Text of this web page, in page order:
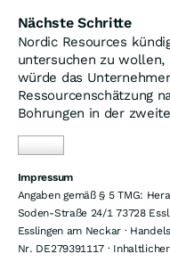
Nächste Schritte
Nordic Resources
untersuchen zu wollen,
würde das
Ressourcenschätzung
Bohrungen in der
Impressum
Angaben gemäß § 5 TMG:
Soden-Straße 24/1 73728
Esslingen am Neckar ·
Nr. DE279391117 ·